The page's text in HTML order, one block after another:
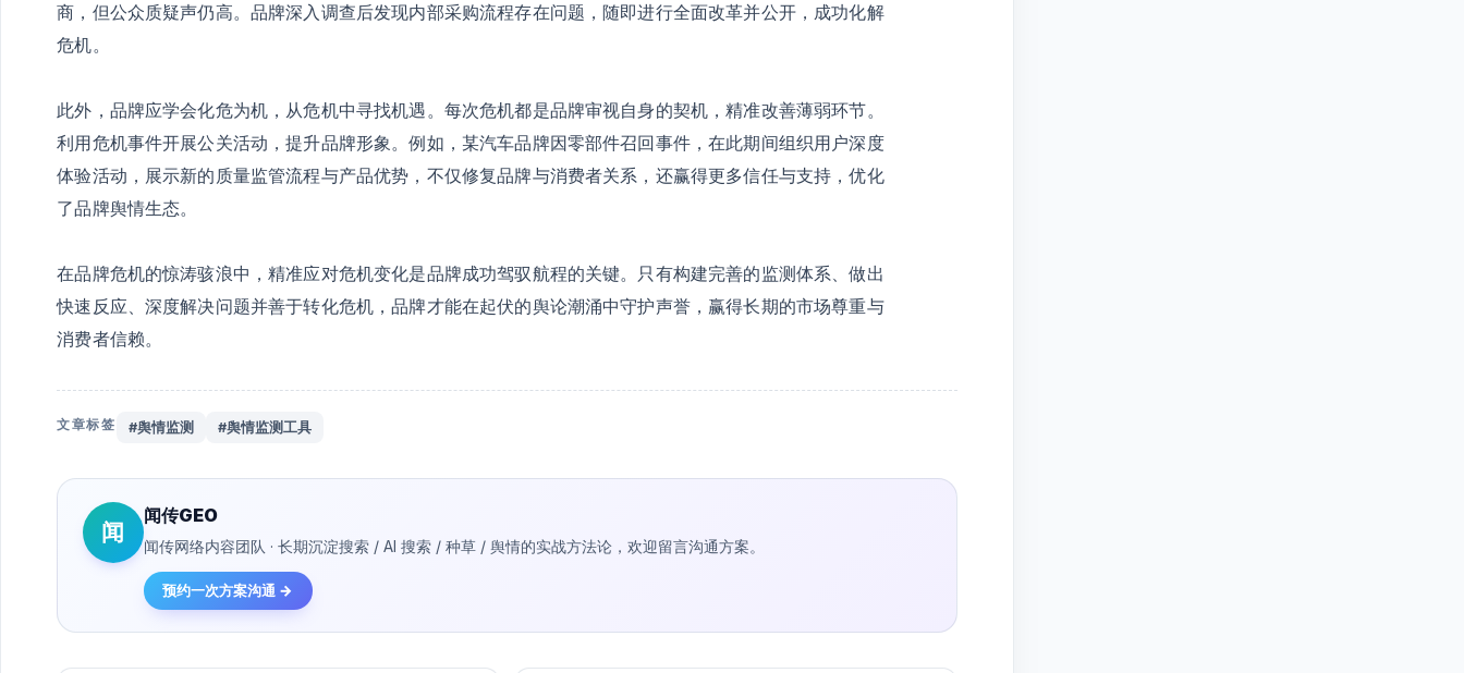
商，但公众质疑声仍高。品牌深入调查后发现内部采购流程存在问题，随即进行全面改革并公开，成功化解
危机。
此外，品牌应学会化危为机，从危机中寻找机遇。每次危机都是品牌审视自身的契机，精准改善薄弱环节。
利用危机事件开展公关活动，提升品牌形象。例如，某汽车品牌因零部件召回事件，在此期间组织用户深度
体验活动，展示新的质量监管流程与产品优势，不仅修复品牌与消费者关系，还赢得更多信任与支持，优化
了品牌舆情生态。
在品牌危机的惊涛骇浪中，精准应对危机变化是品牌成功驾驭航程的关键。只有构建完善的监测体系、做出
快速反应、深度解决问题并善于转化危机，品牌才能在起伏的舆论潮涌中守护声誉，赢得长期的市场尊重与
消费者信赖。
文章标签 #舆情监测 #舆情监测工具
闻
闻传GEO
闻传网络内容团队 · 长期沉淀搜索 / AI 搜索 / 种草 / 舆情的实战方法论，欢迎留言沟通方案。
预约一次方案沟通 →